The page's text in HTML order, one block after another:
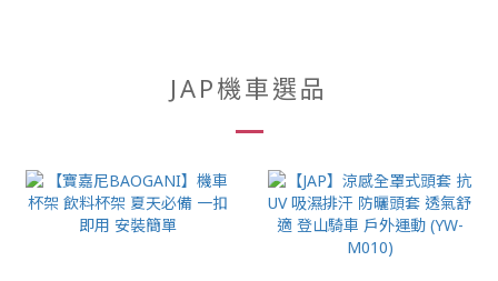
JAP機車選品